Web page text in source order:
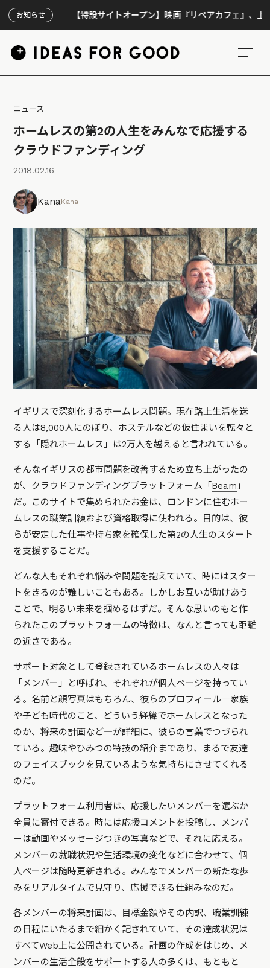
お知らせ【特設サイトオープン】映画『リペアカフェ』、上映300回
ニュース
ホームレスの第2の人生をみんなで応援する
クラウドファンディング
2018.02.16
KanaKana
イギリスで深刻化するホームレス問題。現在路上生活を送
る人は8,000人にのぼり、ホステルなどの仮住まいを転々と
する「隠れホームレス」は2万人を越えると言われている。
そんなイギリスの都市問題を改善するため立ち上がったの
が、クラウドファンディングプラットフォーム「 Beam 」
だ。このサイトで集められたお金は、ロンドンに住むホー
ムレスの職業訓練および資格取得に使われる。目的は、彼
らが安定した仕事や持ち家を確保した第2の人生のスタート
を支援することだ。
どんな人もそれぞれ悩みや問題を抱えていて、時にはスター
トをきるのが難しいこともある。しかしお互いが助けあう
ことで、明るい未来を掴めるはずだ。そんな思いのもと作
られたこのプラットフォームの特徴は、なんと言っても距離
の近さである。
サポート対象として登録されているホームレスの人々は
「メンバー」と呼ばれ、それぞれが個人ページを持ってい
る。名前と顔写真はもちろん、彼らのプロフィール―家族
や子ども時代のこと、どういう経緯でホームレスとなった
のか、将来の計画など―が詳細に、彼らの言葉でつづられ
ている。趣味やひみつの特技の紹介まであり、まるで友達
のフェイスブックを見ているような気持ちにさせてくれる
のだ。
プラットフォーム利用者は、応援したいメンバーを選ぶか
全員に寄付できる。時には応援コメントを投稿し、メンバ
ーは動画やメッセージつきの写真などで、それに応える。
メンバーの就職状況や生活環境の変化などに合わせて、個
人ページは随時更新される。みんなでメンバーの新たな歩
みをリアルタイムで見守り、応援できる仕組みなのだ。
各メンバーの将来計画は、目標金額やその内訳、職業訓練
の日程にいたるまで細かく記されていて、その達成状況は
すべてWeb上に公開されている。計画の作成をはじめ、メ
ンバーの生活全般をサポートする人の多くは、もともと